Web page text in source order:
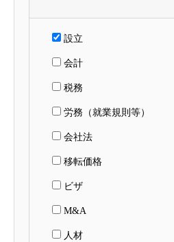
設立
会計
税務
労務（就業規則等）
会社法
移転価格
ビザ
M&A
人材